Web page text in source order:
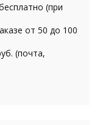
(при
от 50 до 100
(почта,